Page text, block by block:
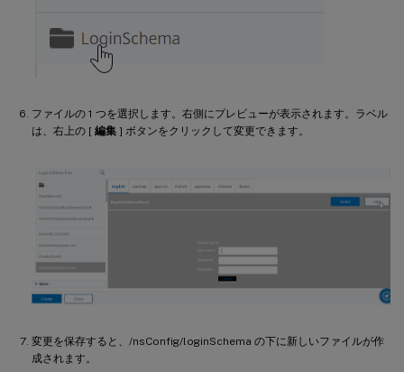
ファイルの 1 つを選択します。右側にプレビューが表示されます。ラベル
は、右上の [ 編集 ] ボタンをクリックして変更できます。
変更を保存すると、/nsConfig/loginSchema の下に新しいファイルが作
成されます。